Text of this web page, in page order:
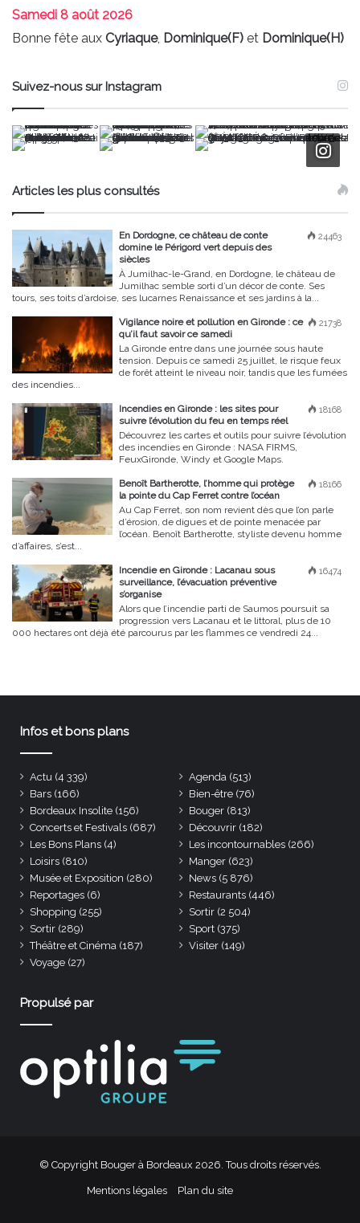
Samedi 8 août 2026
Bonne fête aux Cyriaque, Dominique(F) et Dominique(H)
Suivez-nous sur Instagram
Articles les plus consultés
24463
En Dordogne, ce château de conte
domine le Périgord vert depuis des
siècles
À Jumilhac-le-Grand, en Dordogne, le château de
Jumilhac semble sorti d’un décor de conte. Ses
tours, ses toits d’ardoise, ses lucarnes Renaissance et ses jardins à la...
21738
Vigilance noire et pollution en Gironde : ce
qu’il faut savoir ce samedi
La Gironde entre dans une journée sous haute
tension. Depuis ce samedi 25 juillet, le risque feux
de forêt atteint le niveau noir, tandis que les fumées
des incendies...
18168
Incendies en Gironde : les sites pour
suivre l’évolution du feu en temps réel
Découvrez les cartes et outils pour suivre l’évolution
des incendies en Gironde : NASA FIRMS,
FeuxGironde, Windy et Google Maps.
18166
Benoît Bartherotte, l’homme qui protège
la pointe du Cap Ferret contre l’océan
Au Cap Ferret, son nom revient dès que l’on parle
d’érosion, de digues et de pointe menacée par
l’océan. Benoît Bartherotte, styliste devenu homme
d’affaires, s’est...
16474
Incendie en Gironde : Lacanau sous
surveillance, l’évacuation préventive
s’organise
Alors que l’incendie parti de Saumos poursuit sa
progression vers Lacanau et le littoral, plus de 10
000 hectares ont déjà été parcourus par les flammes ce vendredi 24...
Infos et bons plans
Actu (4 339) Agenda (513)
Bars (166) Bien-être (76)
Bordeaux Insolite (156) Bouger (813)
Concerts et Festivals (687) Découvrir (182)
Les Bons Plans (4) Les incontournables (266)
Loisirs (810) Manger (623)
Musée et Exposition (280) News (5 876)
Reportages (6) Restaurants (446)
Shopping (255) Sortir (2 504)
Sortir (289) Sport (375)
Théâtre et Cinéma (187) Visiter (149)
Voyage (27)
Propulsé par
© Copyright Bouger à Bordeaux 2026. Tous droits réservés.
Mentions légales Plan du site